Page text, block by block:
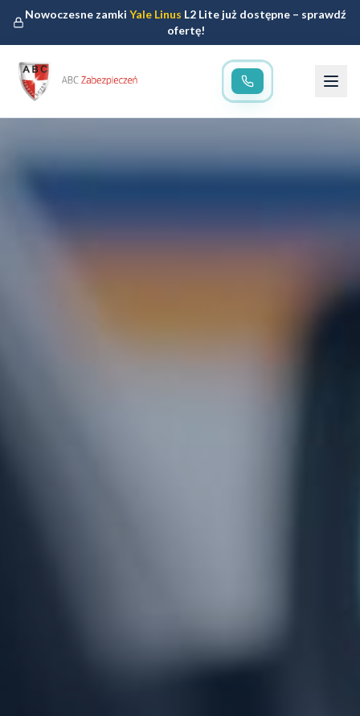
Nowoczesne zamkiYale Linus L2 Lite już dostępne – sprawdź
ofertę!